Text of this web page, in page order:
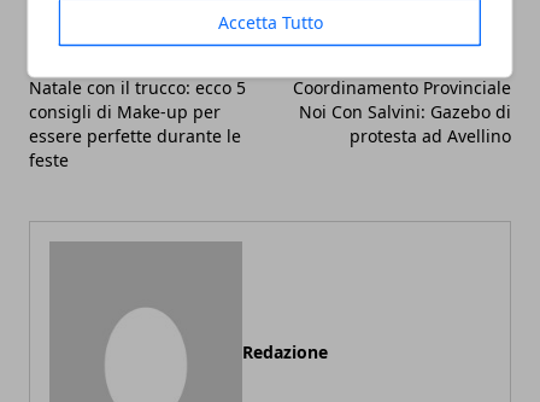
Accetta Tutto
Natale con il trucco: ecco 5
consigli di Make-up per
essere perfette durante le
feste
Coordinamento Provinciale
Noi Con Salvini: Gazebo di
protesta ad Avellino
Redazione